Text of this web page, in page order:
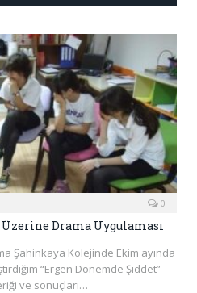
0
Drama Uygulaması
Şahinkaya Kolejinde Ekim ayında
“Ergen Dönemde Şiddet”
ve sonuçları…